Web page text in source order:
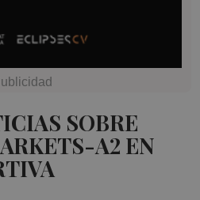
SOBRE
A2 EN